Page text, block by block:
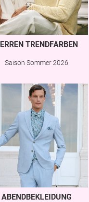
TRENDFARBEN
Saison Sommer 2026
ABENDBEKLEIDUNG